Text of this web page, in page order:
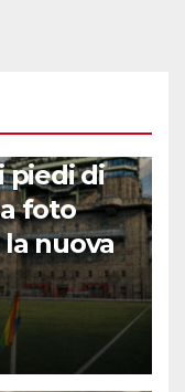
piedi di
foto
nuova